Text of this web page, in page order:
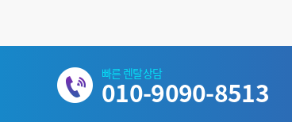
빠른 렌탈상담
010-9090-8513